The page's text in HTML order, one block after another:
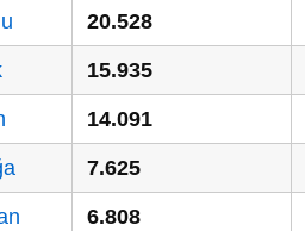
20.528
15.935
14.091
7.625
6.808